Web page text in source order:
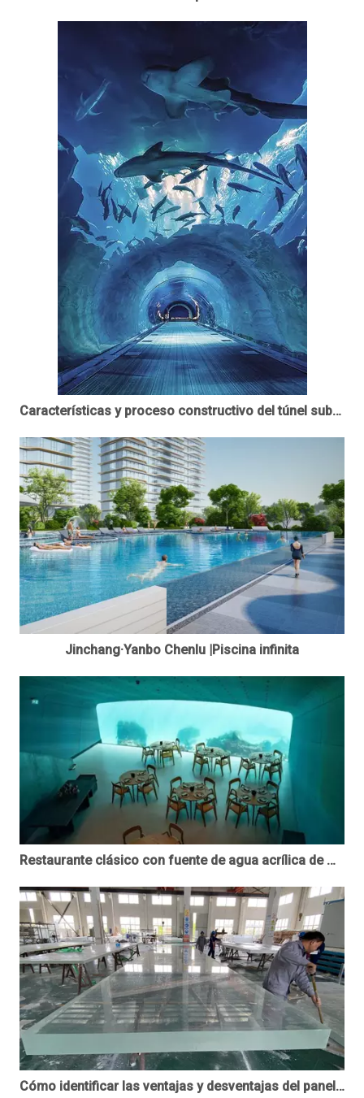
Características y proceso constructivo del túnel submarino acrílico - leyu acrílico
Jinchang·Yanbo Chenlu |Piscina infinita
Restaurante clásico con fuente de agua acrílica de Maldivas --Under restaurant
Cómo identificar las ventajas y desventajas del panel acrílico.